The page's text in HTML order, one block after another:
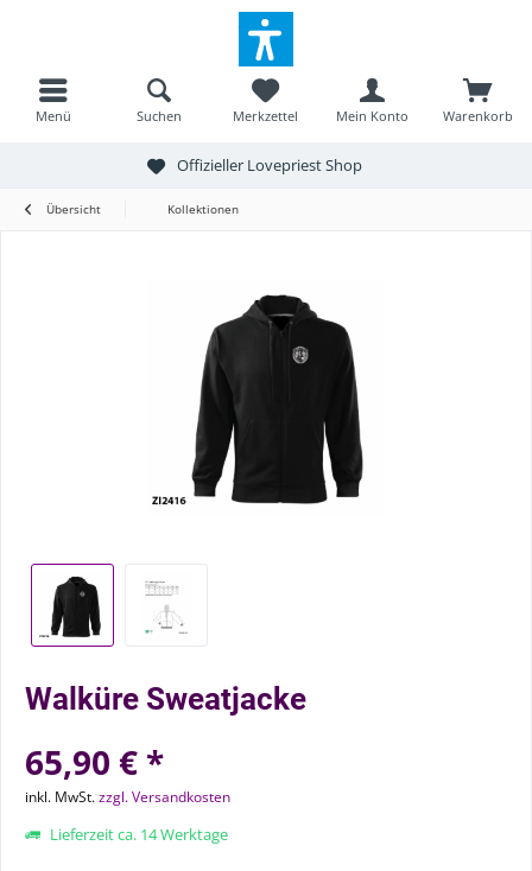
Menü Warenkorb
Merkzettel Mein Konto
Suchen
Offizieller Lovepriest Shop
Übersicht Kollektionen
Walküre Sweatjacke
65,90 € *
inkl. MwSt.zzgl. Versandkosten
Lieferzeit ca. 14 Werktage